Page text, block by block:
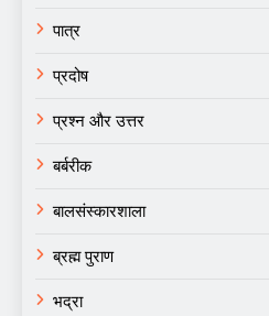
पात्र
प्रदोष
प्रश्न और उत्तर
बर्बरीक
बालसंस्कारशाला
ब्रह्म पुराण
भद्रा